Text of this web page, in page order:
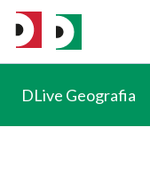
DLive Geografia